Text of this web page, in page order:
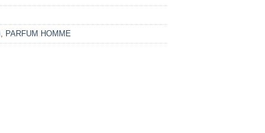
, PARFUM HOMME